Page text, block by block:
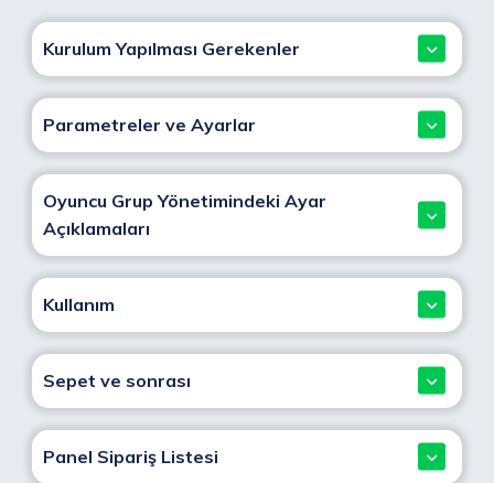
Kurulum Yapılması Gerekenler
Parametreler ve Ayarlar
Oyuncu Grup Yönetimindeki Ayar
Açıklamaları
Kullanım
Sepet ve sonrası
Panel Sipariş Listesi